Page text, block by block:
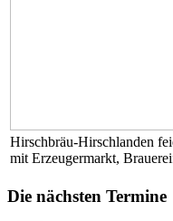
Hirschbräu-Hirschlanden
mit Erzeugermarkt,
Die nächsten Termine